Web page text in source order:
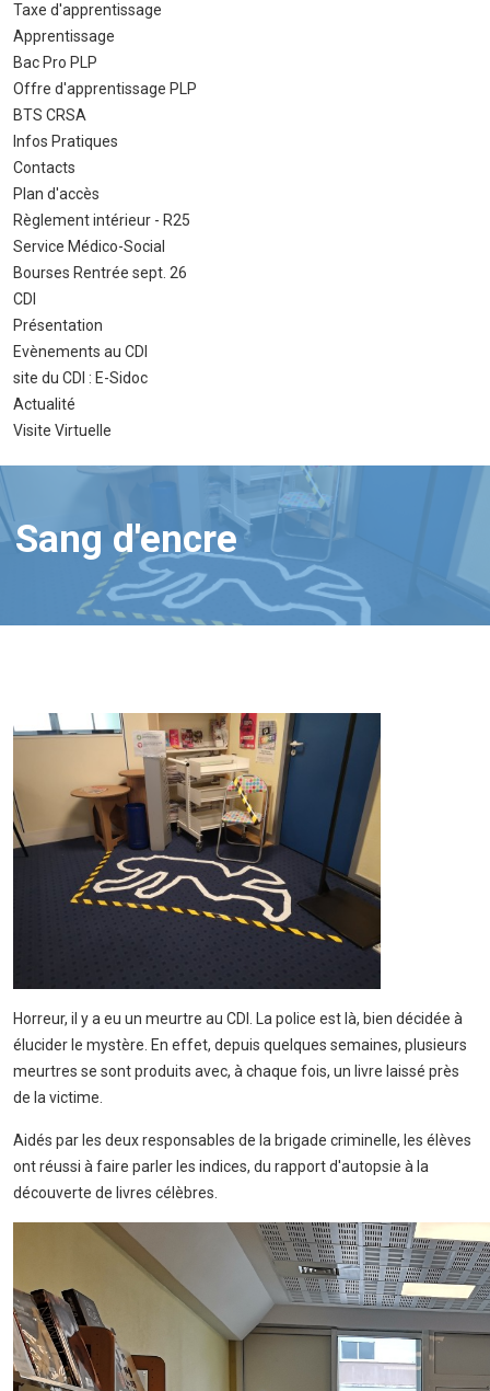
Taxe d'apprentissage
Apprentissage
Bac Pro PLP
Offre d'apprentissage PLP
BTS CRSA
Infos Pratiques
Contacts
Plan d'accès
Règlement intérieur - R25
Service Médico-Social
Bourses Rentrée sept. 26
CDI
Présentation
Evènements au CDI
site du CDI : E-Sidoc
Actualité
Visite Virtuelle
Sang d'encre
Horreur, il y a eu un meurtre au CDI. La police est là, bien décidée à
élucider le mystère. En effet, depuis quelques semaines, plusieurs
meurtres se sont produits avec, à chaque fois, un livre laissé près
de la victime.
Aidés par les deux responsables de la brigade criminelle, les élèves
ont réussi à faire parler les indices, du rapport d'autopsie à la
découverte de livres célèbres.